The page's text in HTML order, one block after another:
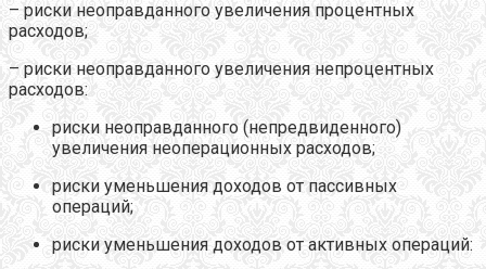
– риски неоправданного увеличения процентных
расходов;
– риски неоправданного увеличения непроцентных
расходов:
риски неоправданного (непредвиденного)
увеличения неоперационных расходов;
риски уменьшения доходов от пассивных
операций;
риски уменьшения доходов от активных операций: